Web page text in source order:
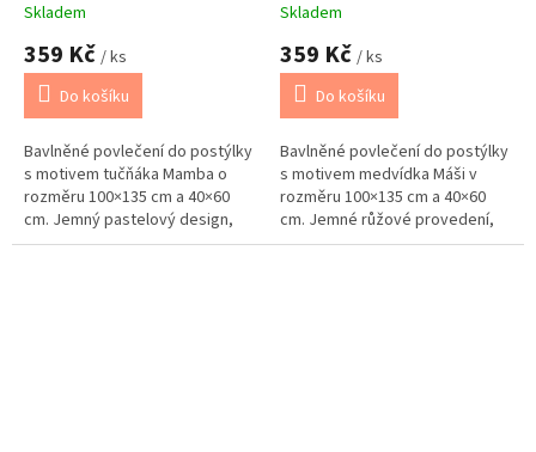
Skladem
359 Kč / ks
Do košíku
Bavlněné povlečení do postýlky
s motivem tučňáka Mamba o
rozměru 100×135 cm a 40×60
cm. Jemný pastelový design,
100% bavlna Renforcé a
Skladem
359 Kč / ks
Do košíku
Bavlněné povlečení do postýlky
s motivem medvídka Máši v
rozměru 100×135 cm a 40×60
cm. Jemné růžové provedení,
100% bavlna Renforcé a